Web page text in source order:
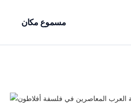
مسموع مكان